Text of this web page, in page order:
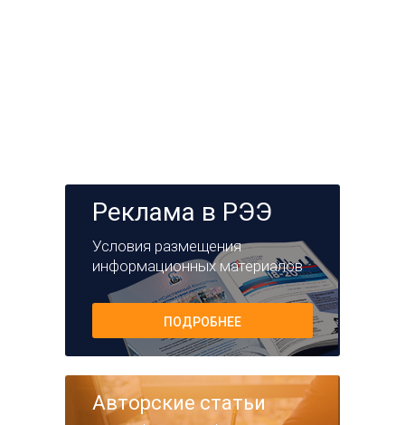
Реклама в РЭЭ
Условия размещения
информационных материалов
ПОДРОБНЕЕ
Авторские статьи